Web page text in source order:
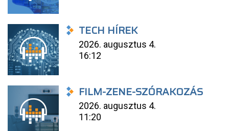
TECH HÍREK
2026. augusztus 4.
16:12
FILM-ZENE-SZÓRAKOZÁS
2026. augusztus 4.
11:20